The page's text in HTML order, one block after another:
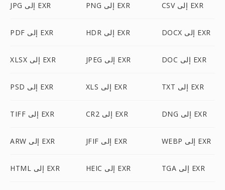
JPG إلى EXR PNG إلى EXR CSV إلى EXR
PDF إلى EXR HDR إلى EXR DOCX إلى EXR
XLSX إلى EXR JPEG إلى EXR DOC إلى EXR
PSD إلى EXR XLS إلى EXR TXT إلى EXR
TIFF إلى EXR CR2 إلى EXR DNG إلى EXR
ARW إلى EXR JFIF إلى EXR WEBP إلى EXR
HTML إلى EXR HEIC إلى EXR TGA إلى EXR